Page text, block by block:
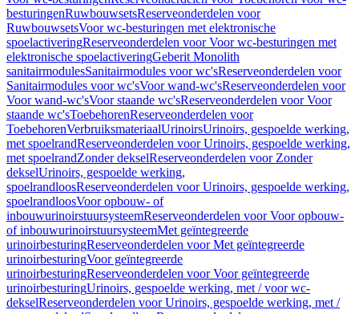
besturingenRuwbouwsetsReserveonderdelen voor
RuwbouwsetsVoor wc-besturingen met elektronische
spoelactiveringReserveonderdelen voor Voor wc-besturingen met
elektronische spoelactiveringGeberit Monolith
sanitairmodulesSanitairmodules voor wc'sReserveonderdelen voor
Sanitairmodules voor wc'sVoor wand-wc'sReserveonderdelen voor
Voor wand-wc'sVoor staande wc'sReserveonderdelen voor Voor
staande wc'sToebehorenReserveonderdelen voor
ToebehorenVerbruiksmateriaalUrinoirsUrinoirs, gespoelde werking,
met spoelrandReserveonderdelen voor Urinoirs, gespoelde werking,
met spoelrandZonder dekselReserveonderdelen voor Zonder
dekselUrinoirs, gespoelde werking,
spoelrandloosReserveonderdelen voor Urinoirs, gespoelde werking,
spoelrandloosVoor opbouw- of
inbouwurinoirstuursysteemReserveonderdelen voor Voor opbouw-
of inbouwurinoirstuursysteemMet geïntegreerde
urinoirbesturingReserveonderdelen voor Met geïntegreerde
urinoirbesturingVoor geïntegreerde
urinoirbesturingReserveonderdelen voor Voor geïntegreerde
urinoirbesturingUrinoirs, gespoelde werking, met / voor wc-
dekselReserveonderdelen voor Urinoirs, gespoelde werking, met /